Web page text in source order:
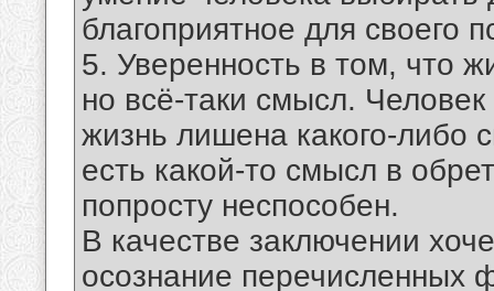
благоприятное для своего
5. Уверенность в том, что
но всё-таки смысл.
жизнь лишена какого-либо
есть какой-то смысл в
попросту неспособен.
В качестве заключении
осознание перечисленных